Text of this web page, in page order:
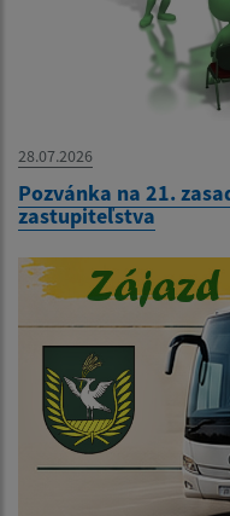
28.07.2026
Pozvánka na 21.
zastupiteľstva